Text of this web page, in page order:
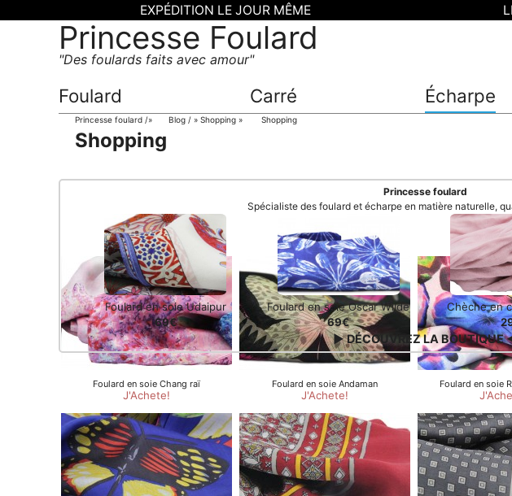
Princesse Foulard
Des foulards faits avec amour
Foulard Carré Écharpe
Princesse foulard » Blog » Shopping » Shopping
Shopping
Princesse foulard
Spécialiste des foulard et écharpe en matière naturelle,
Foulard en soie Udaipur
69€
Foulard en soie Oscar Wilde
69€
Chèche en
▶ DÉCOUVREZ LA BOUTIQUE
EXPÉDITION LE JOUR MÊME